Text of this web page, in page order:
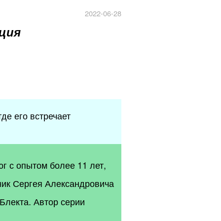
2022-06-28
его встречает
с опытом более 11 лет,
Сергея Александровича
Автор серии